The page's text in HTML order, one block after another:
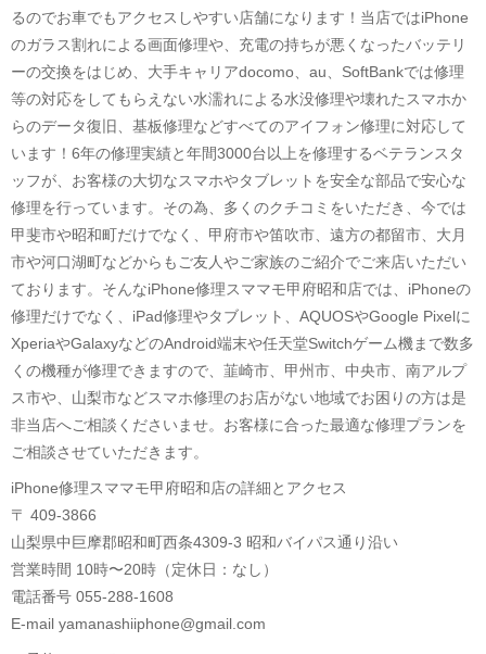
るのでお車でもアクセスしやすい店舗になります！当店ではiPhone
のガラス割れによる画面修理や、充電の持ちが悪くなったバッテリ
ーの交換をはじめ、大手キャリアdocomo、au、SoftBankでは修理
等の対応をしてもらえない水濡れによる水没修理や壊れたスマホか
らのデータ復旧、基板修理などすべてのアイフォン修理に対応して
います！6年の修理実績と年間3000台以上を修理するベテランスタ
ッフが、お客様の大切なスマホやタブレットを安全な部品で安心な
修理を行っています。その為、多くのクチコミをいただき、今では
甲斐市や昭和町だけでなく、甲府市や笛吹市、遠方の都留市、大月
市や河口湖町などからもご友人やご家族のご紹介でご来店いただい
ております。そんなiPhone修理スママモ甲府昭和店では、iPhoneの
修理だけでなく、iPad修理やタブレット、AQUOSやGoogle Pixelに
XperiaやGalaxyなどのAndroid端末や任天堂Switchゲーム機まで数多
くの機種が修理できますので、韮崎市、甲州市、中央市、南アルプ
ス市や、山梨市などスマホ修理のお店がない地域でお困りの方は是
非当店へご相談くださいませ。お客様に合った最適な修理プランを
ご相談させていただきます。
iPhone修理スママモ甲府昭和店の詳細とアクセス
〒 409-3866
山梨県中巨摩郡昭和町西条4309-3 昭和バイパス通り沿い
営業時間 10時〜20時（定休日：なし）
電話番号 055-288-1608
E-mail yamanashiiphone@gmail.com